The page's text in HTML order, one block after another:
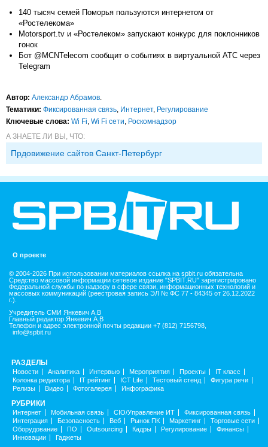
140 тысяч семей Поморья пользуются интернетом от
«Ростелекома»
Motorsport.tv и «Ростелеком» запускают конкурс для поклонников
гонок
Бот @MCNTelecom сообщит о событиях в виртуальной АТС через
Telegram
Автор: Александр Абрамов
Тематики: Фиксированная связь Интернет, Регулирование
Ключевые слова: Wi Fi Wi Fi сети Роскомнадзор
А ЗНАЕТЕ ЛИ ВЫ, ЧТО:
Прдовижение сайтов Санкт-Петербург
О проекте
© 2004-2026 При использовании материалов ссылка на spbit.ru обязательна
Средство массовой информации сетевое издание "SPBIT.RU" зарегистрировано
Федеральной службы по надзору в сфере связи, информационных технологий и
массовых коммуникаций (реестровая запись ЭЛ № ФС 77 - 84345 от 26.12.2022
г.).
Учредитель СМИ Янкевич А.В
Главный редактор Янкевич А.В
Телефон и адрес электронной почты редакции +7 (812) 7156798,
info@spbit.ru
РАЗДЕЛЫ
Новости Аналитика Интервью Мероприятия Проекты
IT класс
Колонка редактора
IT рейтинг ICT Life Тестовый стенд
Фигура речи
Релизы
Видео Фотогалерея Инфографика
РУБРИКИ
Интернет Мобильная связь CIO/Управление ИТ
Фиксированная связь
Интеграция
Безопасность Веб Рынок ПК Маркетинг
Торговые сети
Оборудование
ПО Outsourcing Кадры Регулирование
Финансы
Инновации
Гаджеты